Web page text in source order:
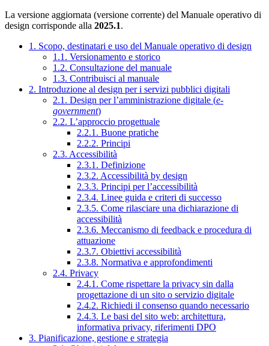
La versione aggiornata (versione corrente) del Manuale operativo di
design corrisponde alla 2025.1.
1. Scopo, destinatari e uso del Manuale operativo di design
1.1. Versionamento e storico
1.2. Consultazione del manuale
1.3. Contribuisci al manuale
2. Introduzione al design per i servizi pubblici digitali
2.1. Design per l’amministrazione digitale (e-
government)
2.2. L’approccio progettuale
2.2.1. Buone pratiche
2.2.2. Principi
2.3. Accessibilità
2.3.1. Definizione
2.3.2. Accessibilità by design
2.3.3. Principi per l’accessibilità
2.3.4. Linee guida e criteri di successo
2.3.5. Come rilasciare una dichiarazione di
accessibilità
2.3.6. Meccanismo di feedback e procedura di
attuazione
2.3.7. Obiettivi accessibilità
2.3.8. Normativa e approfondimenti
2.4. Privacy
2.4.1. Come rispettare la privacy sin dalla
progettazione di un sito o servizio digitale
2.4.2. Richiedi il consenso quando necessario
2.4.3. Le basi del sito web: architettura,
informativa privacy, riferimenti DPO
3. Pianificazione, gestione e strategia